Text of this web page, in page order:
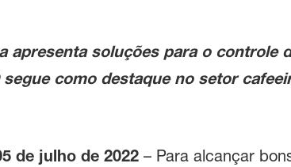
apresenta soluções para o controle
como destaque no setor
de julho de 2022– Para alcançar